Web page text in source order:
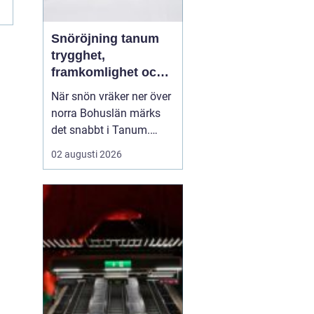
Snöröjning tanum
trygghet,
framkomlighet och
mindre stress i
vintern
När snön vräker ner över
norra Bohuslän märks
det snabbt i Tanum.
Vägarna blir smalare,
parkeringar fylls igen
privatpersoner,
bostadsrättsföreningar
och företag kan snön bli
en säkerhetsrisk och en
...
02 augusti 2026